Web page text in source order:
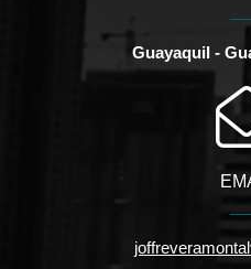
Guayaquil -